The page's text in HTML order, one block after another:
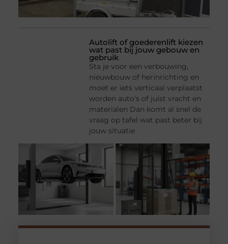
Autolift of goederenlift kiezen
wat past bij jouw gebouw en
gebruik
Sta je voor een verbouwing,
nieuwbouw of herinrichting en
moet er iets verticaal verplaatst
worden auto’s of juist vracht en
materialen Dan komt al snel de
vraag op tafel wat past beter bij
jouw situatie